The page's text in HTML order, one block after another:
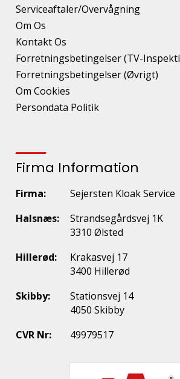
Serviceaftaler/Overvågning
Om Os
Kontakt Os
Forretningsbetingelser (TV-
Forretningsbetingelser (Øvrigt)
Om Cookies
Persondata Politik
Firma Information
Firma:
Sejersten Kloak Service
Halsnæs:
Strandsegårdsvej 1K
3310 Ølsted
Hillerød:
Krakasvej 17
3400 Hillerød
Skibby:
Stationsvej 14
4050 Skibby
CVR Nr:
49979517